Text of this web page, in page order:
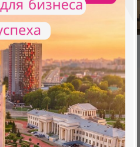
«Минск Мир»
Америка"
квартал